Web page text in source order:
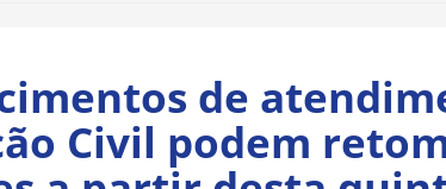
de
Civil podem